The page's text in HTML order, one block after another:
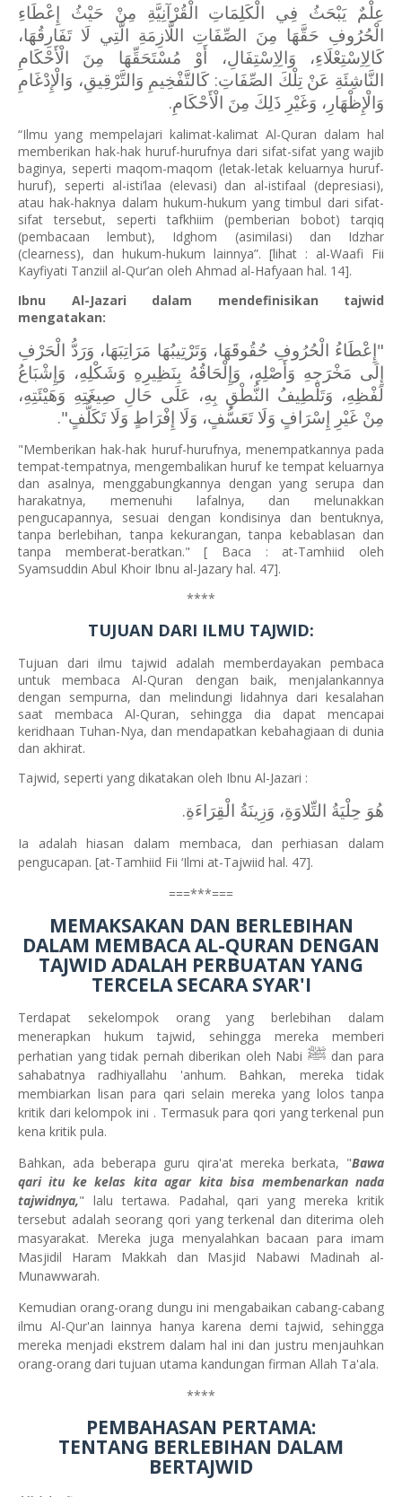
عِلْمٌ يَبْحَثُ فِي الْكَلِمَاتِ الْقُرْآنِيَّةِ مِنْ حَيْثُ إِعْطَاءِ
الْحُرُوفِ حَقَّهَا مِنَ الصِّفَاتِ اللَّازِمَةِ الَّتِي لَا تَفَارِقُهَا،
كَالِاِسْتِعْلَاءِ، وَالِاِسْتِفَالِ، أَوْ مُسْتَحَقِّهَا مِنَ الْأَحْكَامِ
النَّاشِئَةِ عَنْ تِلْكَ الصِّفَاتِ: كَالتَّفْخِيمِ وَالتَّرْقِيقِ، وَالْإِدْغَامِ
وَالْإِظْهَارِ، وَغَيْرِ ذَلِكَ مِنَ الْأَحْكَامِ.
“Ilmu yang mempelajari kalimat-kalimat Al-Quran dalam hal
memberikan hak-hak huruf-hurufnya dari sifat-sifat yang wajib
baginya, seperti maqom-maqom (letak-letak keluarnya huruf-
huruf), seperti al-isti’laa (elevasi) dan al-istifaal (depresiasi),
atau hak-haknya dalam hukum-hukum yang timbul dari sifat-
sifat tersebut, seperti tafkhiim (pemberian bobot) tarqiq
(pembacaan lembut), Idghom (asimilasi) dan Idzhar
(clearness), dan hukum-hukum lainnya”. [lihat : al-Waafi Fii
Kayfiyati Tanziil al-Qur’an oleh Ahmad al-Hafyaan hal. 14].
Ibnu Al-Jazari dalam mendefinisikan tajwid
mengatakan:
"إِعْطَاءُ الْحُرُوفِ حُقُوقَهَا، وَتَرْتِيبُهَا مَرَاتِبَهَا، وَرَدُّ الْحَرْفِ
إِلَى مَخْرَجِهِ وَأَصْلِهِ، وَإِلْحَاقُهُ بِنَظِيرِهِ وَشَكْلِهِ، وَإِشْبَاعُ
لَفْظِهِ، وَتَلْطِيفُ النُّطْقِ بِهِ، عَلَى حَالِ صِيغَتِهِ وَهَيْئَتِهِ،
مِنْ غَيْرِ إِسْرَافٍ وَلَا تَعَسُّفٍ، وَلَا إِفْرَاطٍ وَلَا تَكَلُّفٍ".
"Memberikan hak-hak huruf-hurufnya, menempatkannya pada
tempat-tempatnya, mengembalikan huruf ke tempat keluarnya
dan asalnya, menggabungkannya dengan yang serupa dan
harakatnya, memenuhi lafalnya, dan melunakkan
pengucapannya, sesuai dengan kondisinya dan bentuknya,
tanpa berlebihan, tanpa kekurangan, tanpa kebablasan dan
tanpa memberat-beratkan." [ Baca : at-Tamhiid oleh
Syamsuddin Abul Khoir Ibnu al-Jazary hal. 47].
****
TUJUAN DARI ILMU TAJWID:
Tujuan dari ilmu tajwid adalah memberdayakan pembaca
untuk membaca Al-Quran dengan baik, menjalankannya
dengan sempurna, dan melindungi lidahnya dari kesalahan
saat membaca Al-Quran, sehingga dia dapat mencapai
keridhaan Tuhan-Nya, dan mendapatkan kebahagiaan di dunia
dan akhirat.
Tajwid, seperti yang dikatakan oleh Ibnu Al-Jazari :
هُوَ حِلْيَةُ التِّلاوَةِ، وَزِينَةُ الْقِرَاءَةِ.
Ia adalah hiasan dalam membaca, dan perhiasan dalam
pengucapan. [at-Tamhiid Fii ‘Ilmi at-Tajwiid hal. 47].
===***===
MEMAKSAKAN DAN BERLEBIHAN
DALAM MEMBACA AL-QURAN DENGAN
TAJWID ADALAH PERBUATAN YANG
TERCELA SECARA SYAR'I
Terdapat sekelompok orang yang berlebihan dalam
menerapkan hukum tajwid, sehingga mereka memberi
perhatian yang tidak pernah diberikan oleh Nabi ﷺ dan para
sahabatnya radhiyallahu 'anhum. Bahkan, mereka tidak
membiarkan lisan para qari selain mereka yang lolos tanpa
kritik dari kelompok ini . Termasuk para qori yang terkenal pun
kena kritik pula.
Bahkan, ada beberapa guru qira'at mereka berkata, "Bawa
qari itu ke kelas kita agar kita bisa membenarkan nada
tajwidnya," lalu tertawa. Padahal, qari yang mereka kritik
tersebut adalah seorang qori yang terkenal dan diterima oleh
masyarakat. Mereka juga menyalahkan bacaan para imam
Masjidil Haram Makkah dan Masjid Nabawi Madinah al-
Munawwarah.
Kemudian orang-orang dungu ini mengabaikan cabang-cabang
ilmu Al-Qur'an lainnya hanya karena demi tajwid, sehingga
mereka menjadi ekstrem dalam hal ini dan justru menjauhkan
orang-orang dari tujuan utama kandungan firman Allah Ta'ala.
****
PEMBAHASAN PERTAMA:
TENTANG BERLEBIHAN DALAM
BERTAJWID